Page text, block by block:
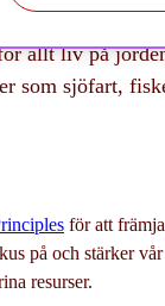
allt liv på
som sjöfart,
för att
på och stärker
resurser.